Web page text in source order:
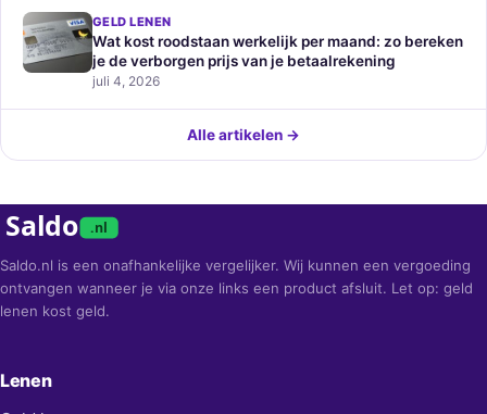
GELD LENEN
Wat kost roodstaan werkelijk per maand: zo bereken
je de verborgen prijs van je betaalrekening
juli 4, 2026
Alle artikelen →
Saldo .nl
Saldo.nl is een onafhankelijke vergelijker. Wij kunnen een vergoeding
ontvangen wanneer je via onze links een product afsluit. Let op: geld
lenen kost geld.
Lenen